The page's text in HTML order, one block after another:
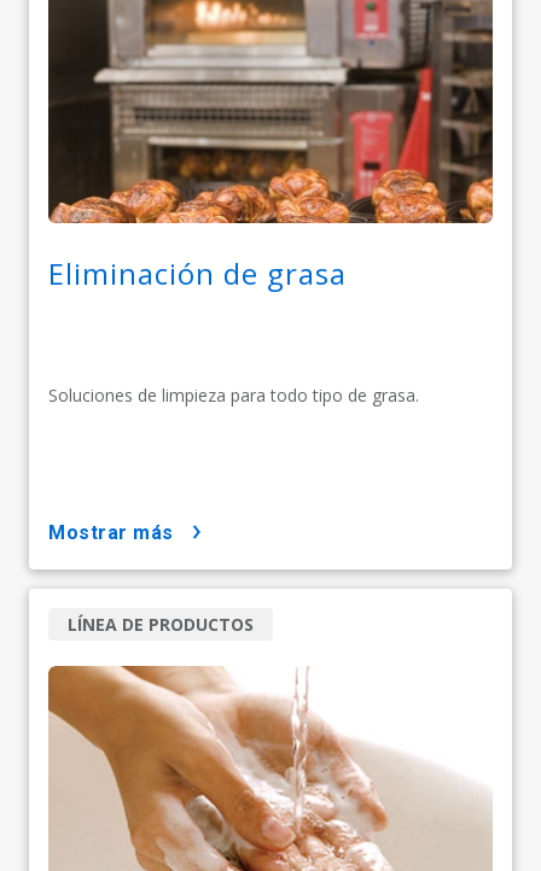
Eliminación de grasa
Soluciones de limpieza para todo tipo de grasa.
mostrar más
LÍNEA DE PRODUCTOS